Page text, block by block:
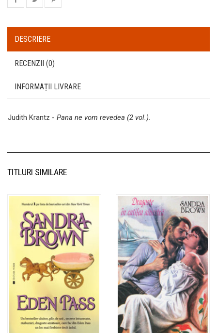
DESCRIERE
RECENZII (0)
INFORMAȚII LIVRARE
Judith Krantz - Pana ne vom revedea (2 vol.).
TITLURI SIMILARE